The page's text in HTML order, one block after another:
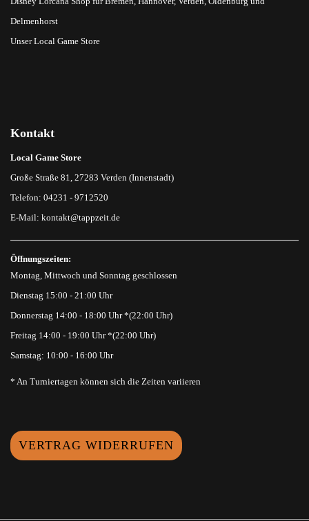
Delmenhorst
Unser Local Game Store
Kontakt
Local Game Store
Große Straße 81, 27283 Verden (Innenstadt)
Telefon: 04231 - 9712520
E-Mail: kontakt@tappzeit.de
Öffnungszeiten:
Montag, Mittwoch und Sonntag geschlossen
Dienstag 15:00 - 21:00 Uhr
Donnerstag 14:00 - 18:00 Uhr *(22:00 Uhr)
Freitag 14:00 - 19:00 Uhr *(22:00 Uhr)
Samstag: 10:00 - 16:00 Uhr
* An Turniertagen können sich die Zeiten variieren
VERTRAG WIDERRUFEN